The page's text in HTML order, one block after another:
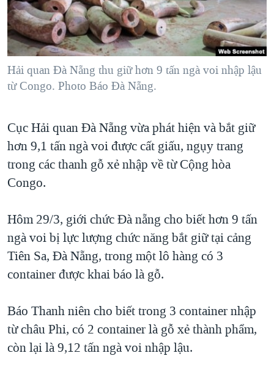
"Tìm"NGƯỜI VIỆT HẢI NGOẠI
ĐỜI SỐNG
KINH TẾ
KHOA HỌC
VĂN HOÁ
THỂ THAO
GIÁO DỤC
TẠI
HÀNH TRÌNH BẦU CỬ 2024
MỘT NĂM CHIẾN TRANH TẠI DẢI GAZA
GIẢI MÃ VÀNH ĐAI & CON ĐƯỜNG
NGÀY TỊ NẠN THẾ GIỚI
GROUND ZERO – XƯA VÀ NAY
CHI PHÍ CHIẾN TRANH AFGHANISTAN
CÁC GIÁ TRỊ CỘNG HÒA Ở VIỆT NAM
TRỊNH VĨNH BÌNH VS. CHÍNH PHỦ VIỆT NAM
NGƯ DÂN VIỆT VÀ LÀN SÓNG TRỘM HẢI SÂM
BÊN KIA QUỐC LỘ: TIẾNG VỌNG TỪ NÔNG THÔN MỸ
VIDEO
NGHE
MẠNG XÃ HỘI
Ngôn ngữ khác
Hải quan Đà Nẵng thu giữ hơn 9 tấn ngà voi nhập lậu
từ Congo. Photo Báo Đà Nẵng.
Cục Hải quan Đà Nẵng vừa phát hiện và bắt giữ
hơn 9,1 tấn ngà voi được cất giấu, ngụy trang
trong các thanh gỗ xẻ nhập về từ Cộng hòa
Congo.
Hôm 29/3, giới chức Đà nẵng cho biết hơn 9 tấn
ngà voi bị lực lượng chức năng bắt giữ tại cảng
Tiên Sa, Đà Nẵng, trong một lô hàng có 3
container được khai báo là gỗ.
Báo Thanh niên cho biết trong 3 container nhập
từ châu Phi, có 2 container là gỗ xẻ thành phẩm,
còn lại là 9,12 tấn ngà voi nhập lậu.